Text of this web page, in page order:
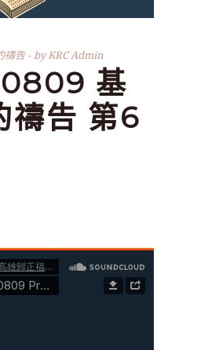
禱告 byKRC Admin
基
禱告 第6